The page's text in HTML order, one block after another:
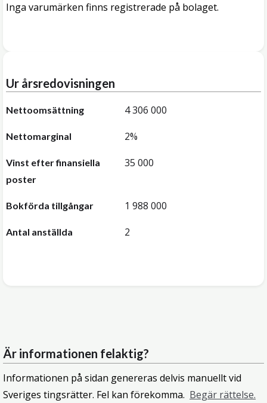
Inga varumärken finns registrerade på bolaget.
Ur årsredovisningen
Nettoomsättning 4 306 000
Nettomarginal 2%
Vinst efter finansiella
poster
35 000
Bokförda tillgångar 1 988 000
Antal anställda 2
Är informationen felaktig?
Informationen på sidan genereras delvis manuellt vid
Sveriges tingsrätter. Fel kan förekomma. Begär rättelse.